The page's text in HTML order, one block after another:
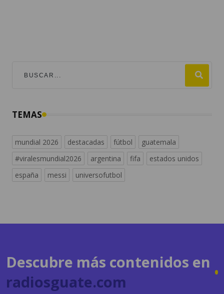
mundial 2026
españa
messi universofutbol
radiosguate.com